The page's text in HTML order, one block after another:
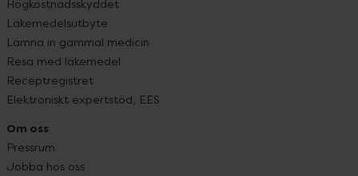
Högkostnadsskyddet
Läkemedelsutbyte
Lämna in gammal medicin
Resa med läkemedel
Receptregistret
Elektroniskt expertstöd, EES
Om oss
Pressrum
Jobba hos oss